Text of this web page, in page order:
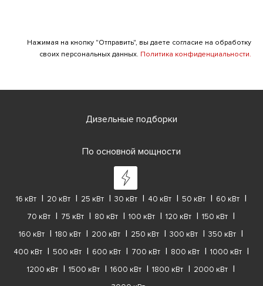
Нажимая на кнопку "Отправить", вы даете согласие на обработку
своих персональных данных. Политика конфиденциальности.
Дизельные подборки
По основной мощности
16 кВт 20 кВт 25 кВт 30 кВт 40 кВт 50 кВт
60 кВт
70 кВт
75 кВт 80 кВт 100 кВт 120 кВт
150 кВт
160 кВт
180 кВт 200 кВт 250 кВт 300 кВт
350 кВт
400 кВт
500 кВт 600 кВт 700 кВт 800 кВт
1000 кВт
1200 кВт
1500 кВт 1600 кВт 1800 кВт
2000 кВт